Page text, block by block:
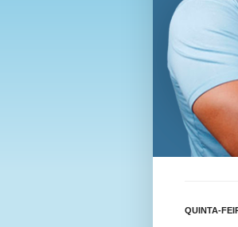
QUINTA-